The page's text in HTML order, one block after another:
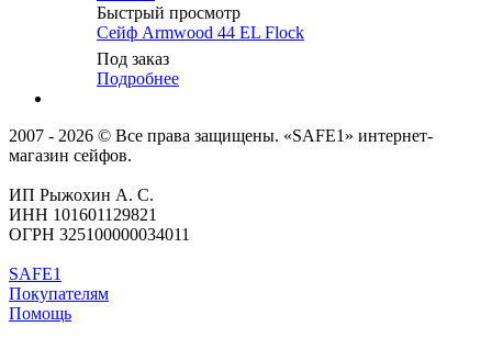
Быстрый просмотр
Сейф Armwood 44 EL Flock
Под заказ
Подробнее
2007 - 2026 © Все права защищены. «SAFE1» интернет-
магазин сейфов.
ИП Рыжохин А. С.
ИНН 101601129821
ОГРН 325100000034011
SAFE1
Покупателям
Помощь